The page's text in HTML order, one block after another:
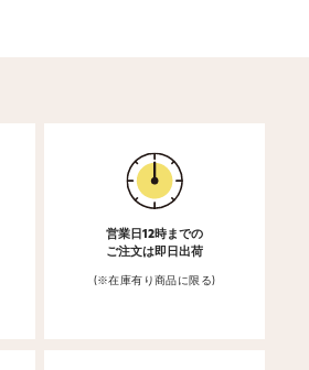
営業日12時までの
ご注文は即日出荷
(※在庫有り商品に限る)